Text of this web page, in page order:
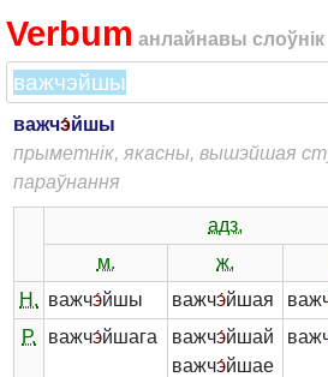
Verbum анлайнавы слоўнік
важчэ́йшы
прыметнік, якасны, вышэйшая
параўнання
адз.
м.
ж.
Н. важчэ́йшы важчэ́йшая
Р.
важчэ́йшага важчэ́йшай
важчэ́йшае